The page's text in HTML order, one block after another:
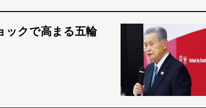
ックで高まる五輪